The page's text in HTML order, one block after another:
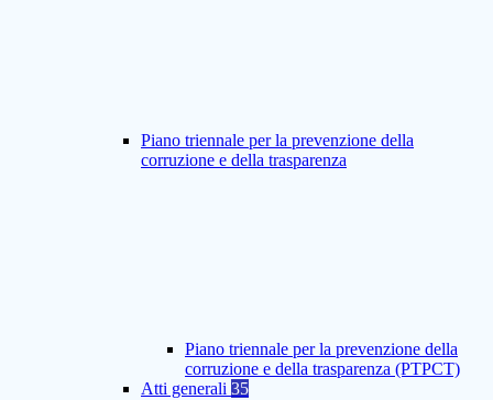
Piano triennale per la prevenzione della
corruzione e della trasparenza
Piano triennale per la prevenzione della
corruzione e della trasparenza (PTPCT)
Atti generali 35